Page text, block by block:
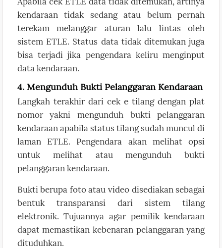
kendaraan tidak sedang atau belum pernah
terekam melanggar aturan lalu lintas oleh
sistem ETLE. Status data tidak ditemukan juga
bisa terjadi jika pengendara keliru menginput
data kendaraan.
4. Mengunduh Bukti Pelanggaran Kendaraan
Langkah terakhir dari cek e tilang dengan plat
nomor yakni mengunduh bukti pelanggaran
kendaraan apabila status tilang sudah muncul di
laman ETLE. Pengendara akan melihat opsi
untuk melihat atau mengunduh bukti
pelanggaran kendaraan.
Bukti berupa foto atau video disediakan sebagai
bentuk transparansi dari sistem tilang
elektronik. Tujuannya agar pemilik kendaraan
dapat memastikan kebenaran pelanggaran yang
dituduhkan.